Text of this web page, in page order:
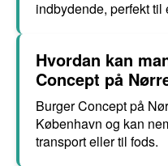
indbydende, perfekt
Hvordan kan
Concept på
Burger Concept på
København og kan
transport eller til fods.